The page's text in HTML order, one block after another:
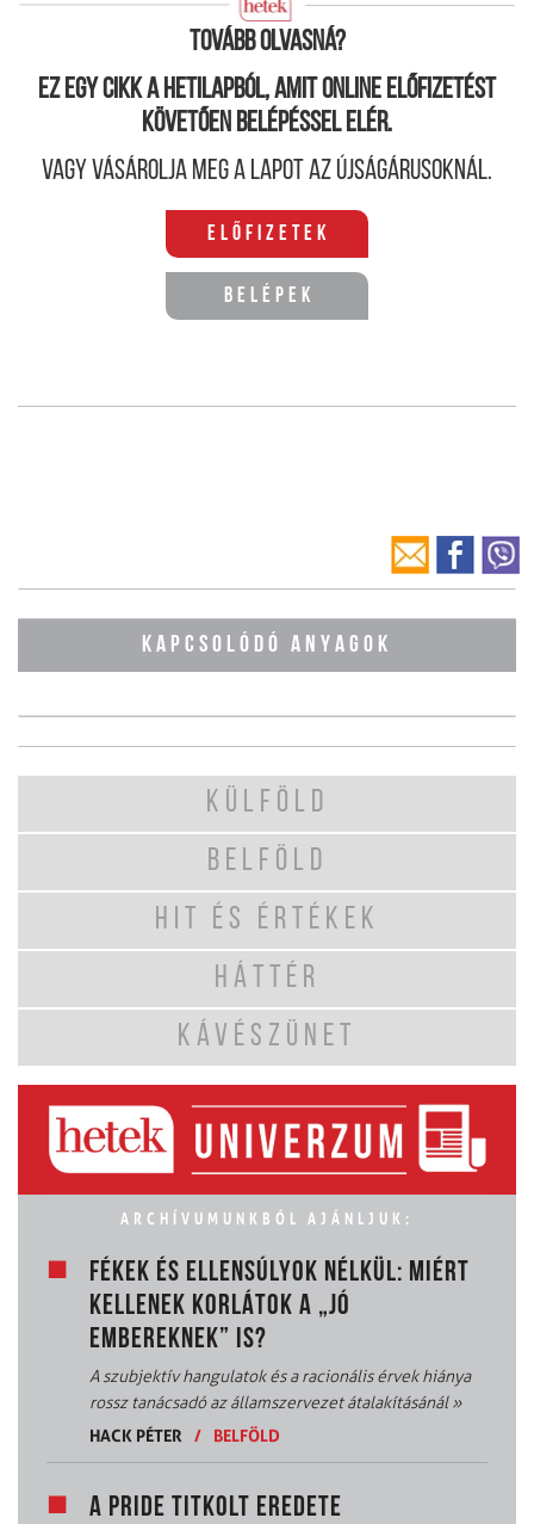
Tovább olvasná?
Ez egy cikk a hetilapból, amit online előfizetést
követően belépéssel elér.
Vagy vásárolja meg a lapot az újságárusoknál.
Előfizetek
Belépek
KAPCSOLÓDÓ ANYAGOK
KÜLFÖLD
BELFÖLD
HIT ÉS ÉRTÉKEK
HÁTTÉR
KÁVÉSZÜNET
ARCHÍVUMUNKBÓL AJÁNLJUK:
FÉKEK ÉS ELLENSÚLYOK NÉLKÜL: MIÉRT
KELLENEK KORLÁTOK A „JÓ
EMBEREKNEK” IS?
A szubjektív hangulatok és a racionális érvek hiánya
rossz tanácsadó az államszervezet átalakításánál»
HACK PÉTER
/ BELFÖLD
A PRIDE TITKOLT EREDETE